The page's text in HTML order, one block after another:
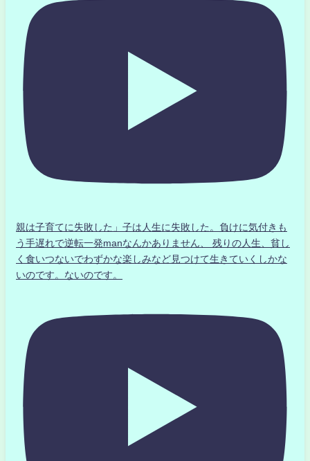
親は子育てに失敗した」子は人生に失敗した。負けに気付きも
う手遅れで逆転一発manなんかありません、 残りの人生、貧し
く食いつないでわずかな楽しみなど見つけて生きていくしかな
いのです。ないのです。